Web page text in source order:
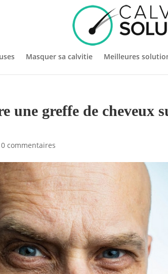
Masquer sa calvitie Meilleures
une greffe de cheveux
0 commentaires